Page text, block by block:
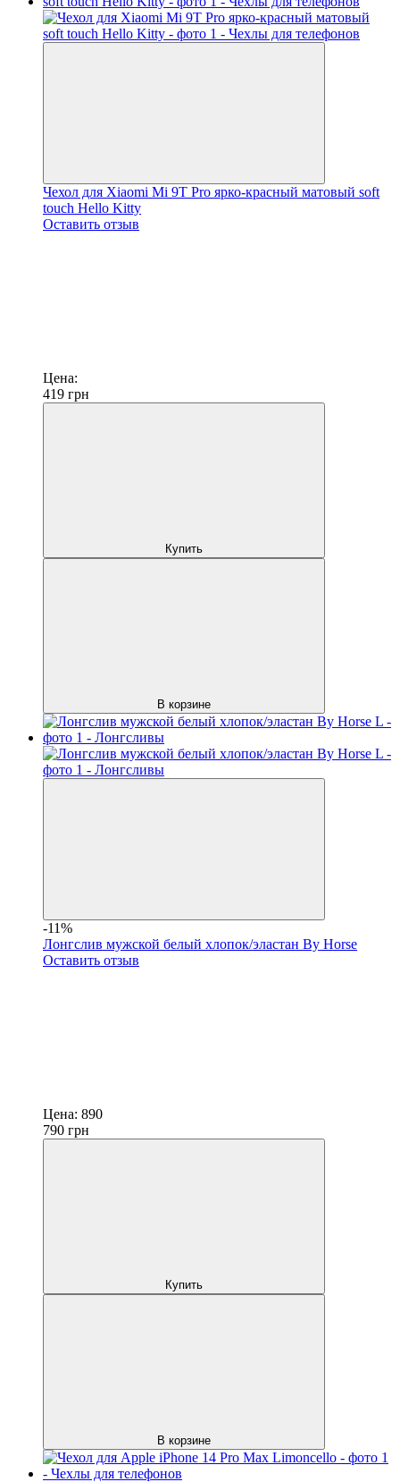
Чехол для Xiaomi Mi 9T Pro ярко-красный матовый soft
touch Hello Kitty
Оставить отзыв
Цена:
419 грн
Купить
В корзине
-11%
Лонгслив мужской белый хлопок/эластан By Horse
Оставить отзыв
Цена: 890
790 грн
Купить
В корзине